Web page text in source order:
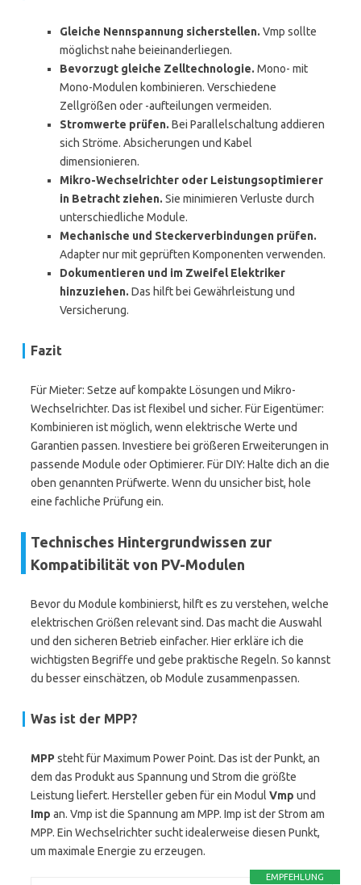
Gleiche Nennspannung sicherstellen. Vmp sollte
möglichst nahe beieinanderliegen.
Bevorzugt gleiche Zelltechnologie. Mono- mit
Mono-Modulen kombinieren. Verschiedene
Zellgrößen oder -aufteilungen vermeiden.
Stromwerte prüfen. Bei Parallelschaltung addieren
sich Ströme. Absicherungen und Kabel
dimensionieren.
Mikro-Wechselrichter oder Leistungsoptimierer
in Betracht ziehen. Sie minimieren Verluste durch
unterschiedliche Module.
Mechanische und Steckerverbindungen prüfen.
Adapter nur mit geprüften Komponenten verwenden.
Dokumentieren und im Zweifel Elektriker
hinzuziehen. Das hilft bei Gewährleistung und
Versicherung.
Fazit
Für Mieter: Setze auf kompakte Lösungen und Mikro-
Wechselrichter. Das ist flexibel und sicher. Für Eigentümer:
Kombinieren ist möglich, wenn elektrische Werte und
Garantien passen. Investiere bei größeren Erweiterungen in
passende Module oder Optimierer. Für DIY: Halte dich an die
oben genannten Prüfwerte. Wenn du unsicher bist, hole
eine fachliche Prüfung ein.
Technisches Hintergrundwissen zur
Kompatibilität von PV-Modulen
Bevor du Module kombinierst, hilft es zu verstehen, welche
elektrischen Größen relevant sind. Das macht die Auswahl
und den sicheren Betrieb einfacher. Hier erkläre ich die
wichtigsten Begriffe und gebe praktische Regeln. So kannst
du besser einschätzen, ob Module zusammenpassen.
Was ist der MPP?
MPP steht für Maximum Power Point. Das ist der Punkt, an
dem das Produkt aus Spannung und Strom die größte
Leistung liefert. Hersteller geben für ein Modul Vmp und
Imp an. Vmp ist die Spannung am MPP. Imp ist der Strom am
MPP. Ein Wechselrichter sucht idealerweise diesen Punkt,
um maximale Energie zu erzeugen.
EMPFEHLUNG